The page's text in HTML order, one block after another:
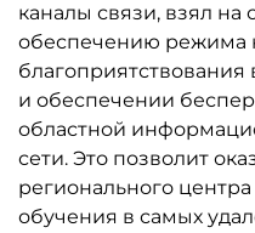
каналы связи, взял на
обеспечению режима
благоприятствования
и обеспечении
областной
сети. Это позволит
регионального
обучения в самых